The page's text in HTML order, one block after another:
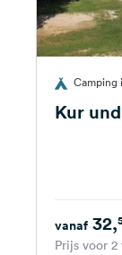
Kur
vanaf 32,
Prijs voor